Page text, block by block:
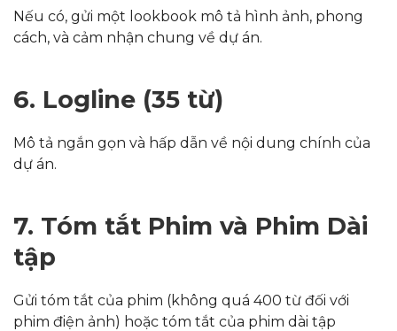
Nếu có, gửi một lookbook mô tả hình ảnh, phong
cách, và cảm nhận chung về dự án.
6. Logline (35 từ)
Mô tả ngắn gọn và hấp dẫn về nội dung chính của
dự án.
7. Tóm tắt Phim và Phim Dài
tập
Gửi tóm tắt của phim (không quá 400 từ đối với
phim điện ảnh) hoặc tóm tắt của phim dài tập